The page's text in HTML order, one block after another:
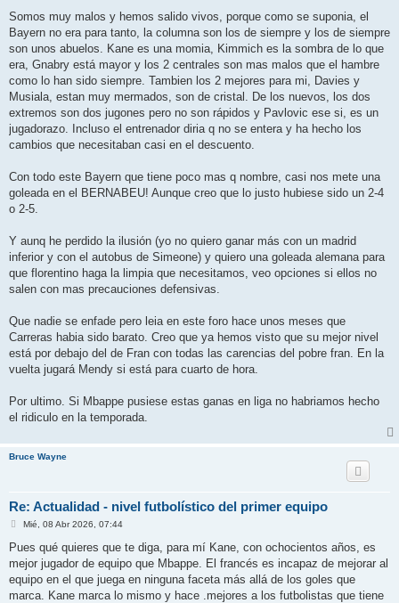
n
a
j
Somos muy malos y hemos salido vivos, porque como se suponia, el
Bayern no era para tanto, la columna son los de siempre y los de siempre
son unos abuelos. Kane es una momia, Kimmich es la sombra de lo que
era, Gnabry está mayor y los 2 centrales son mas malos que el hambre
como lo han sido siempre. Tambien los 2 mejores para mi, Davies y
Musiala, estan muy mermados, son de cristal. De los nuevos, los dos
extremos son dos jugones pero no son rápidos y Pavlovic ese si, es un
jugadorazo. Incluso el entrenador diria q no se entera y ha hecho los
cambios que necesitaban casi en el descuento.
Con todo este Bayern que tiene poco mas q nombre, casi nos mete una
goleada en el BERNABEU! Aunque creo que lo justo hubiese sido un 2-4
o 2-5.
Y aunq he perdido la ilusión (yo no quiero ganar más con un madrid
inferior y con el autobus de Simeone) y quiero una goleada alemana para
que florentino haga la limpia que necesitamos, veo opciones si ellos no
salen con mas precauciones defensivas.
Que nadie se enfade pero leia en este foro hace unos meses que
Carreras habia sido barato. Creo que ya hemos visto que su mejor nivel
está por debajo del de Fran con todas las carencias del pobre fran. En la
vuelta jugará Mendy si está para cuarto de hora.
Por ultimo. Si Mbappe pusiese estas ganas en liga no habriamos hecho
el ridiculo en la temporada.
Bruce Wayne
Re: Actualidad - nivel futbolístico del primer equipo
M
n
a
j
e
Mié, 08 Abr 2026, 07:44
Pues qué quieres que te diga, para mí Kane, con ochocientos años, es
mejor jugador de equipo que Mbappe. El francés es incapaz de mejorar al
equipo en el que juega en ninguna faceta más allá de los goles que
marca. Kane marca lo mismo y hace .mejores a los futbolistas que tiene